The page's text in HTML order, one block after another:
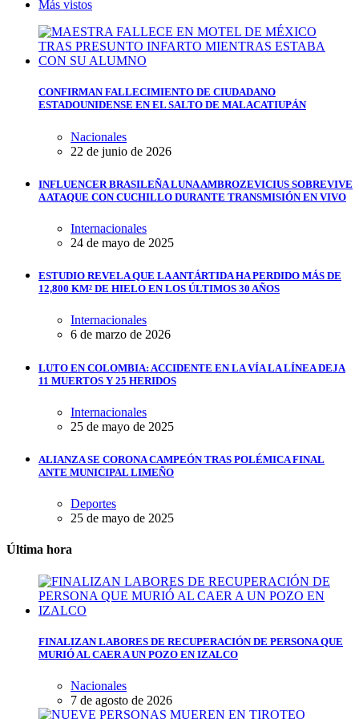
Más vistos
CONFIRMAN FALLECIMIENTO DE CIUDADANO
ESTADOUNIDENSE EN EL SALTO DE MALACATIUPÁN
Nacionales
22 de junio de 2026
INFLUENCER BRASILEÑA LUNA AMBROZEVICIUS SOBREVIVE
A ATAQUE CON CUCHILLO DURANTE TRANSMISIÓN EN VIVO
Internacionales
24 de mayo de 2025
ESTUDIO REVELA QUE LA ANTÁRTIDA HA PERDIDO MÁS DE
12,800 KM² DE HIELO EN LOS ÚLTIMOS 30 AÑOS
Internacionales
6 de marzo de 2026
LUTO EN COLOMBIA: ACCIDENTE EN LA VÍA LA LÍNEA DEJA
11 MUERTOS Y 25 HERIDOS
Internacionales
25 de mayo de 2025
ALIANZA SE CORONA CAMPEÓN TRAS POLÉMICA FINAL
ANTE MUNICIPAL LIMEÑO
Deportes
25 de mayo de 2025
Última hora
FINALIZAN LABORES DE RECUPERACIÓN DE PERSONA QUE
MURIÓ AL CAER A UN POZO EN IZALCO
Nacionales
7 de agosto de 2026